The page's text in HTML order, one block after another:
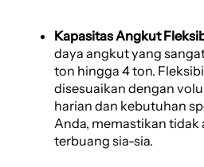
Kapasitas Angkut
daya angkut yang
ton hingga 4 ton.
disesuaikan dengan
harian dan kebutuhan
Anda, memastikan tidak
terbuang sia-sia.